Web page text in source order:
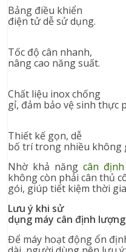
Bảng điều khiển
điện tử dễ sử dụng.
Tốc độ cân nhanh,
nâng cao năng suất.
Chất liệu inox chống
gỉ, đảm bảo vệ sinh thực
Thiết kế gọn, dễ
bố trí trong nhiều không
Nhờ khả năngcân
không còn phải cân thủ
gói, giúp tiết kiệm thời
Lưu ý khi sử
dụng máy cân định
Để máy hoạt động ổn